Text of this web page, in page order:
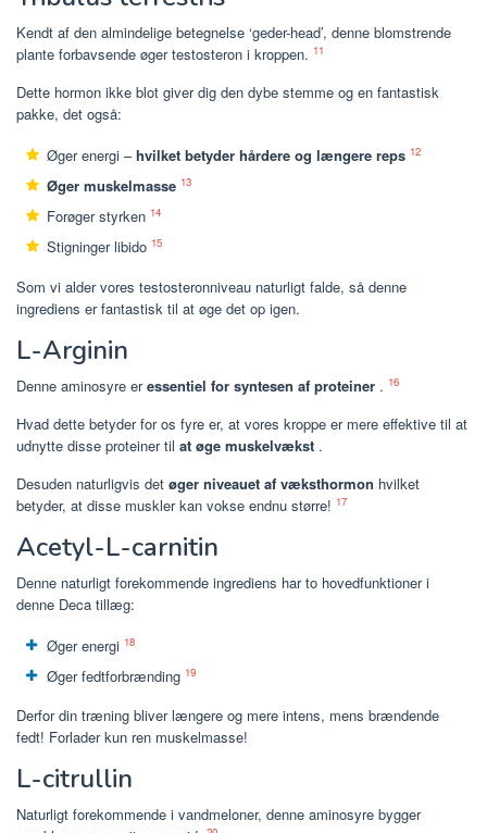
Kendt af den almindelige betegnelse ‘geder-head’, denne blomstrende
plante forbavsende øger testosteron i kroppen. 11
Dette hormon ikke blot giver dig den dybe stemme og en fantastisk
pakke, det også:
Øger energi –hvilket betyder hårdere og længere reps 12
Øger muskelmasse 13
Forøger styrken 14
Stigninger libido 15
Som vi alder vores testosteronniveau naturligt falde, så denne
ingrediens er fantastisk til at øge det op igen.
L-Arginin
Denne aminosyre eressentiel for syntesen af proteiner . 16
Hvad dette betyder for os fyre er, at vores kroppe er mere effektive til at
udnytte disse proteiner til at øge muskelvækst .
Desuden naturligvis det øger niveauet af væksthormon hvilket
betyder, at disse muskler kan vokse endnu større! 17
Acetyl-L-carnitin
Denne naturligt forekommende ingrediens har to hovedfunktioner i
denne Deca tillæg:
Øger energi 18
Øger fedtforbrænding 19
Derfor din træning bliver længere og mere intens, mens brændende
fedt! Forlader kun ren muskelmasse!
L-citrullin
Naturligt forekommende i vandmeloner, denne aminosyre bygger